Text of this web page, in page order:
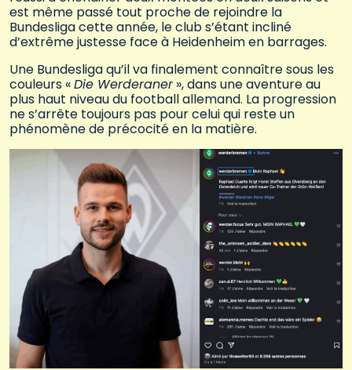
est même passé tout proche de rejoindre la
Bundesliga cette année, le club s’étant incliné
d’extrême justesse face à Heidenheim en barrages.
Une Bundesliga qu’il va finalement connaître sous les
couleurs «Die Werderaner», dans une aventure au
plus haut niveau du football allemand. La progression
ne s’arrête toujours pas pour celui qui reste un
phénomène de précocité en la matière.